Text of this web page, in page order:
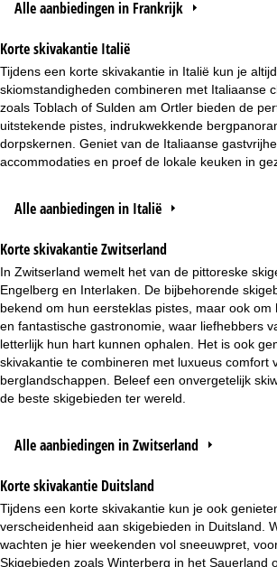
Alle aanbiedingen in Frankrijk
Korte skivakantie Italië
Tijdens een korte skivakantie in Italië kun je
skiomstandigheden combineren met Italiaanse
zoals Toblach of Sulden am Ortler bieden de
uitstekende pistes, indrukwekkende
dorpskernen. Geniet van de Italiaanse
accommodaties en proef de lokale keuken in
Alle aanbiedingen in Italië
Korte skivakantie Zwitserland
In Zwitserland wemelt het van de pittoreske
Engelberg en Interlaken. De bijbehorende
bekend om hun eersteklas pistes, maar ook om
en fantastische gastronomie, waar liefhebbers
letterlijk hun hart kunnen ophalen. Het is ook
skivakantie te combineren met luxueus comfort
berglandschappen. Beleef een onvergetelijk
de beste skigebieden ter wereld.
Alle aanbiedingen in Zwitserland
Korte skivakantie Duitsland
Tijdens een korte skivakantie kun je ook
verscheidenheid aan skigebieden in Duitsland.
wachten je hier weekenden vol sneeuwpret,
Skigebieden zoals Winterberg in het Sauerland